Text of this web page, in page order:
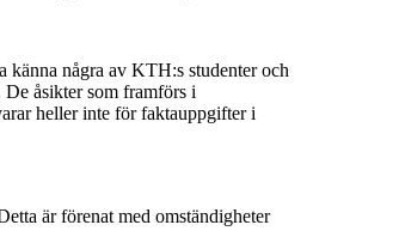
känna några av KTH:s studenter och
åsikter som framförs i
heller inte för faktauppgifter i
är förenat med omständigheter